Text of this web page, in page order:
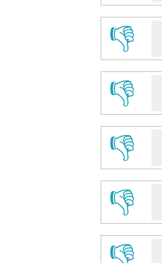
👎
👎
👎
👎
👎